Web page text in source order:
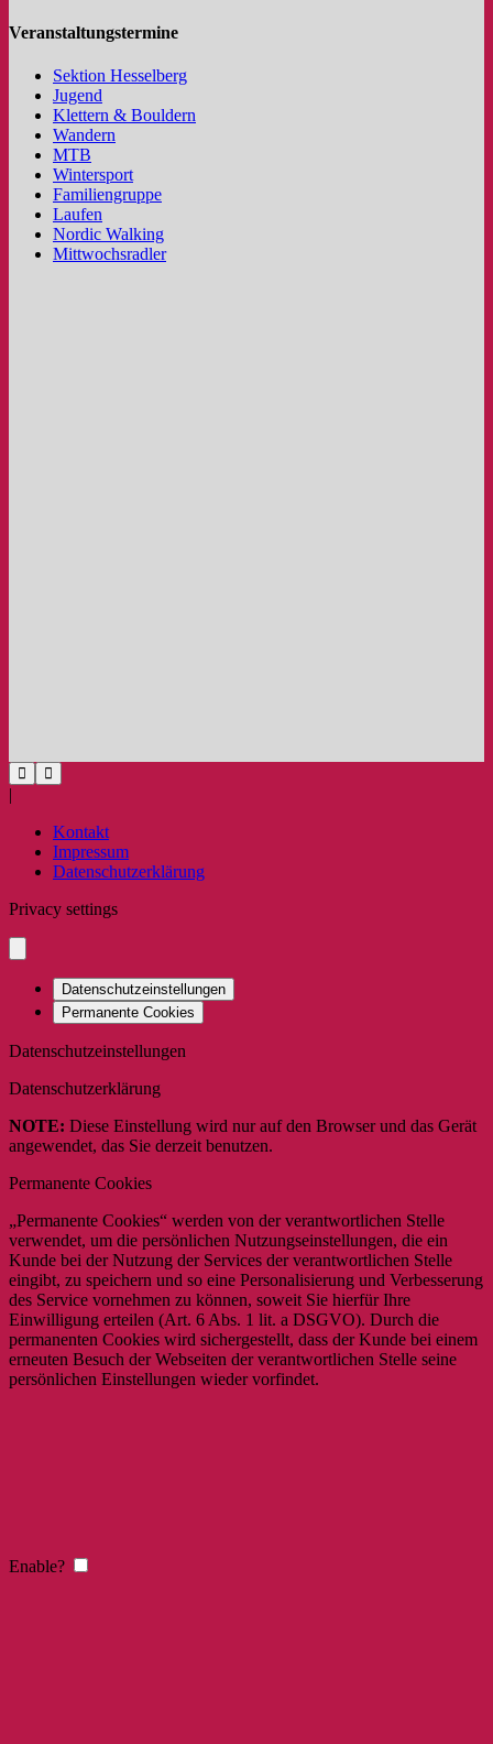
Veranstaltungstermine
Sektion Hesselberg
Jugend
Klettern & Bouldern
Wandern
MTB
Wintersport
Familiengruppe
Laufen
Nordic Walking
Mittwochsradler
|
Kontakt
Impressum
Datenschutzerklärung
Privacy settings
Datenschutzeinstellungen
Permanente Cookies
Datenschutzeinstellungen
Datenschutzerklärung
NOTE: Diese Einstellung wird nur auf den Browser und das Gerät
angewendet, das Sie derzeit benutzen.
Permanente Cookies
„Permanente Cookies“ werden von der verantwortlichen Stelle
verwendet, um die persönlichen Nutzungseinstellungen, die ein
Kunde bei der Nutzung der Services der verantwortlichen Stelle
eingibt, zu speichern und so eine Personalisierung und Verbesserung
des Service vornehmen zu können, soweit Sie hierfür Ihre
Einwilligung erteilen (Art. 6 Abs. 1 lit. a DSGVO). Durch die
permanenten Cookies wird sichergestellt, dass der Kunde bei einem
erneuten Besuch der Webseiten der verantwortlichen Stelle seine
persönlichen Einstellungen wieder vorfindet.
Enable?